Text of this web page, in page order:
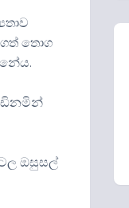
ගත් තොග
ඔසුසල්